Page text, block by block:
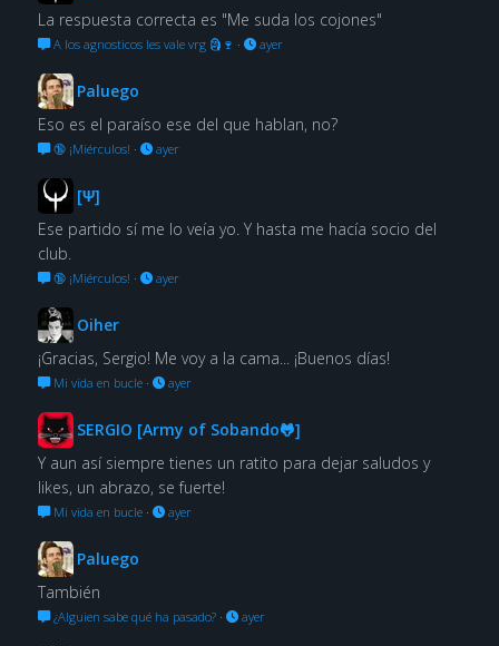
La respuesta correcta es "Me suda los cojones"
A los agnosticos les vale vrg 🗿🍷 · ayer
Paluego
Eso es el paraíso ese del que hablan, no?
🔞 ¡Miérculos! · ayer
[Ψ]
Ese partido sí me lo veía yo. Y hasta me hacía socio del
club.
🔞 ¡Miérculos! · ayer
Oiher
¡Gracias, Sergio! Me voy a la cama... ¡Buenos días!
Mi vida en bucle· ayer
SERGIO [Army of Sobando🐸]
Y aun así siempre tienes un ratito para dejar saludos y
likes, un abrazo, se fuerte!
Mi vida en bucle· ayer
Paluego
También
¿Alguien sabe qué ha pasado?· ayer